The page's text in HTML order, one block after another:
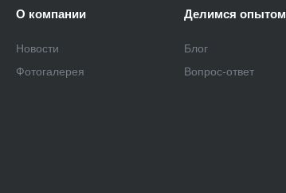
О компании
Новости
Фотогалерея
Делимся опытом
Блог
Вопрос-ответ